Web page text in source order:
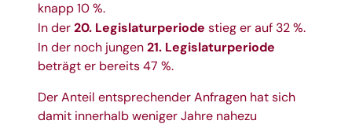
knapp 10 %.
In der 20. Legislaturperiode stieg er auf 32 %.
In der noch jungen 21. Legislaturperiode
beträgt er bereits 47 %.
Der Anteil entsprechender Anfragen hat sich
damit innerhalb weniger Jahre nahezu